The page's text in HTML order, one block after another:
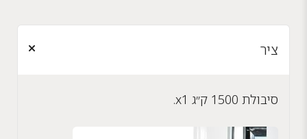
ציר
סיבולת 1500 ק״ג x1.